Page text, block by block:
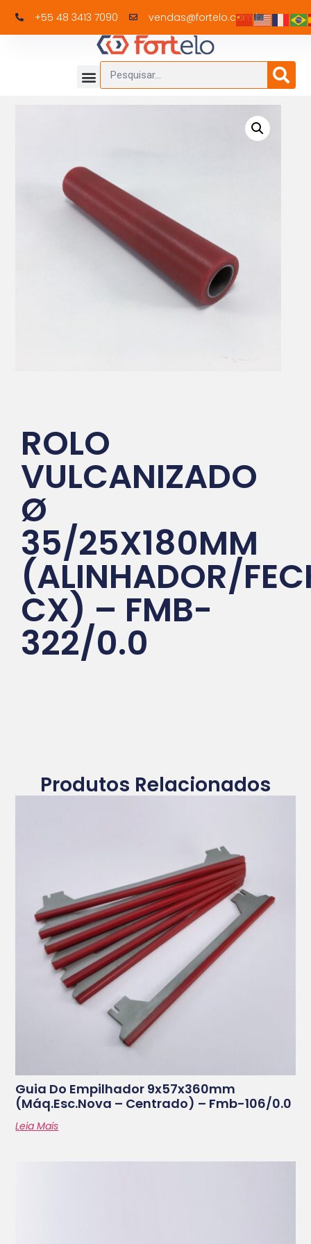
+55 48 3413 7090 vendas@fortelo.com.br
ROLO
VULCANIZADO
Ø
35/25X180MM
(ALINHADOR/
CX) – FMB-
322/0.0
Produtos Relacionados
Guia Do Empilhador 9x57x360mm
(máq.esc.nova – Centrado) – Fmb-106/0.0
Leia Mais